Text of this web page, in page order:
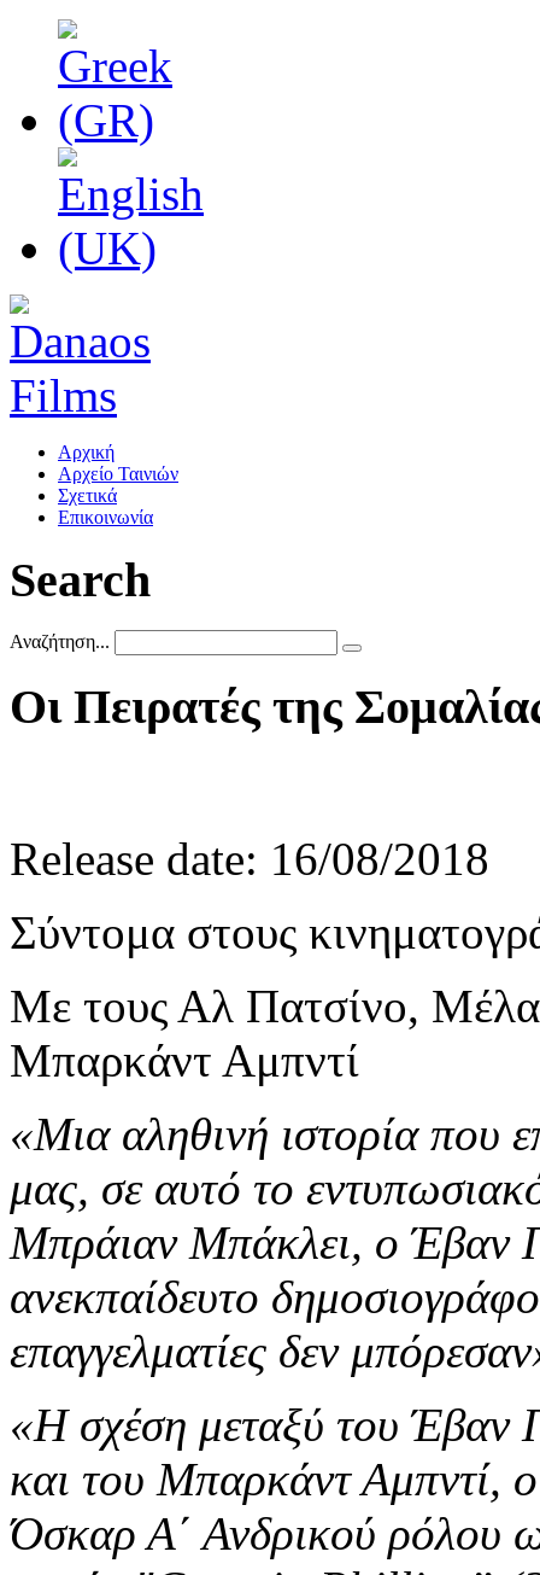
Αρχική
Αρχείο Ταινιών
Σχετικά
Επικοινωνία
Search
Αναζήτηση...
Οι Πειρατές της
Release date: 16/08/2018
Σύντομα στους
Με τους Αλ Πατσίνο,
Μπαρκάντ Αμπντί
«Μια αληθινή ιστορία που
μας, σε αυτό το
Μπράιαν Μπάκλει, ο Έβαν
ανεκπαίδευτο
επαγγελματίες δεν
«Η σχέση μεταξύ του
και του Μπαρκάντ Αμπντί,
Όσκαρ Α΄ Ανδρικού ρόλου